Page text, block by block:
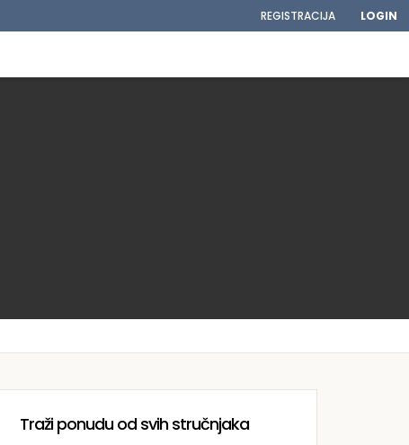
REGISTRACIJA LOGIN
Traži ponudu od svih stručnjaka